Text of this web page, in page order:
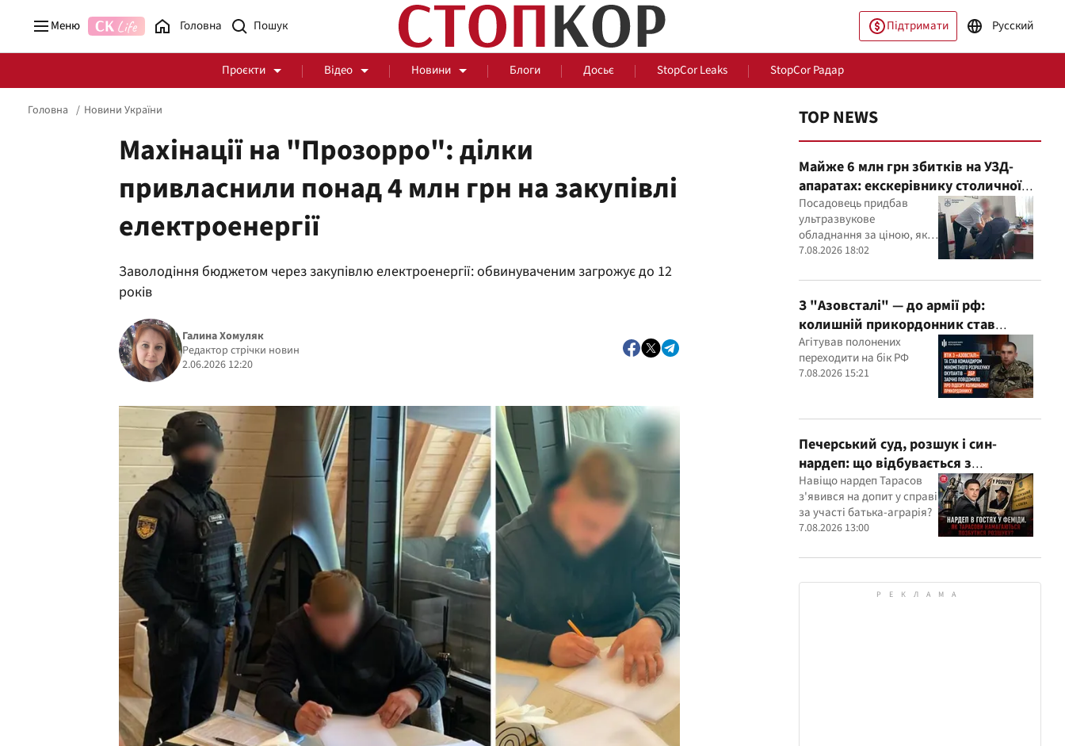
Меню Головна Підтримати Русский
Проєкти Відео Новини Блоги Досьє StopCor Leaks StopCor Радар
Стоп Політичній Корупції Чесні закупівлі За парканом
Здоров'я
Головна Новини України
Махінації на "Прозорро": ділки
привласнили понад 4 млн грн на закупівлі
електроенергії
Заволодіння бюджетом через закупівлю електроенергії: обвинуваченим загрожує до 12
років
Галина Хомуляк
Редактор стрічки новин
2.06.2026 12:20
TOP NEWS
Майже 6 млн грн збитків на УЗД-
апаратах: екскерівнику столичної
лікарні оголосили підозру
Посадовець придбав
ультразвукове
обладнання за ціною, яка,
як встановили експерти,
ринкову
7.08.2026 18:02
З "Азовсталі" — до армії рф:
колишній прикордонник став
командиром мінометного
розрахунку окупантів
Агітував полонених
переходити на бік РФ
7.08.2026 15:21
Печерський суд, розшук і син-
нардеп: що відбувається з
кримінальними провадженнями за
участі агробарона Тарасова?
Навіщо нардеп Тарасов
з'явився на допит у справі
за участі батька-аграрія?
7.08.2026 13:00